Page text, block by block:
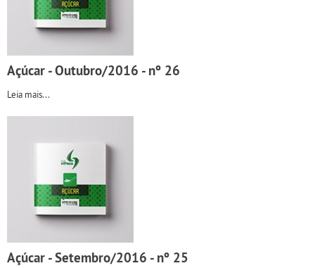
Açúcar - Outubro/2016 - nº 26
Leia mais...
Açúcar - Setembro/2016 - nº 25